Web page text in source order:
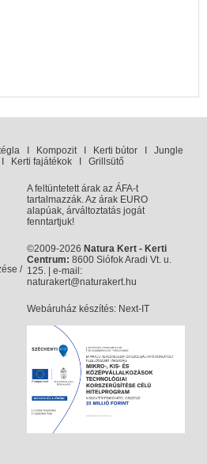
I KompozitI Kerti bútorI Jungle
Kerti fajátékokI Grillsütő
/
A feltüntetett árak az ÁFA-t
tartalmazzák. Az árak EURO
alapúak, árváltoztatás jogát
fenntartjuk!
©2009-2026 Natura Kert - Kerti
Centrum: 8600 Siófok Aradi Vt. u.
125. | e-mail:
naturakert@naturakert.hu
Webáruház készítés: Next-IT